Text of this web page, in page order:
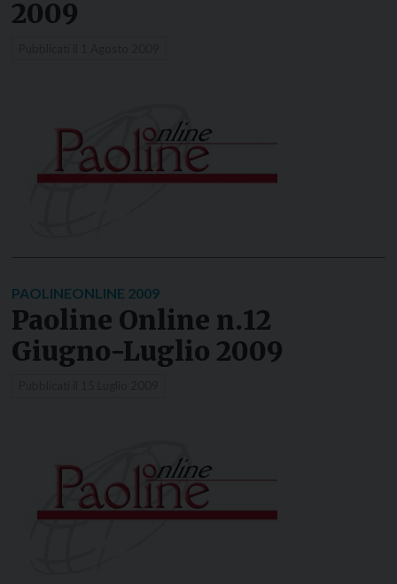
2009
PAOLINEONLINE 2009
Paoline Online n.12
Giugno-Luglio 2009